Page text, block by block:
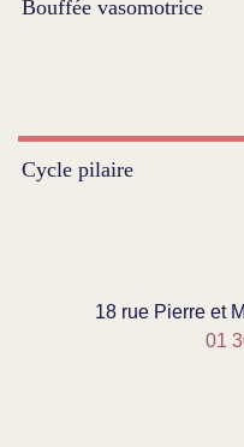
Bouffée vasomotrice
Cycle pilaire
18 rue Pierre et
01